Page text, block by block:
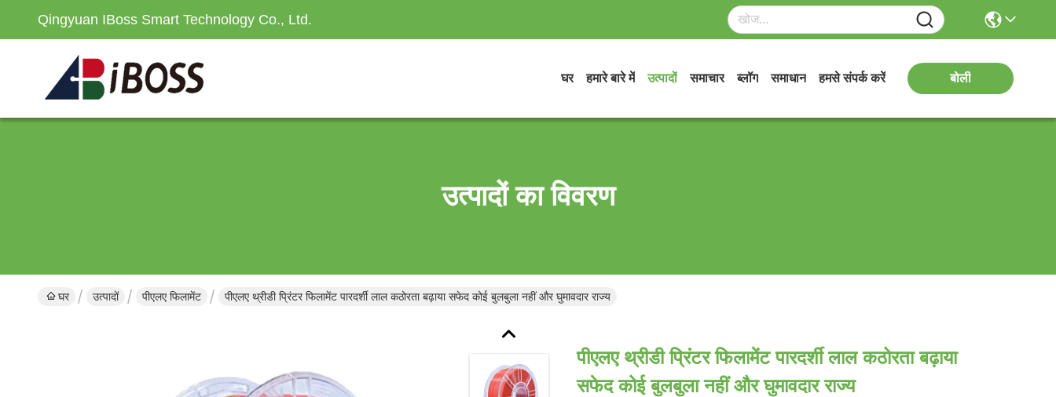
Qingyuan IBoss Smart Technology Co., Ltd.
घर हमारे बारे में उत्पादों समाचार ब्लॉग समाधान हमसे संपर्क करें बोली
उत्पादों का विवरण
घर उत्पादों पीएलए फिलामेंट पीएलए थ्रीडी प्रिंटर फिलामेंट पारदर्शी लाल कठोरता बढ़ाया सफेद कोई बुलबुला नहीं और घुमावदार राज्य
पीएलए थ्रीडी प्रिंटर फिलामेंट पारदर्शी लाल कठोरता बढ़ाया
सफेद कोई बुलबुला नहीं और घुमावदार राज्य